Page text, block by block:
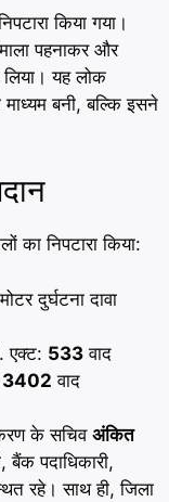
किया गया।
पहनाकर और
लिया। यह लोक
बनी, बल्कि इसने
का निपटारा किया:
दुर्घटना दावा
एक्ट: 533 वाद
3402 वाद
के सचिव अंकित
पदाधिकारी,
रहे। साथ ही, जिला